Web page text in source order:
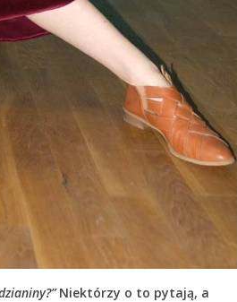
Niektórzy o to pytają, a